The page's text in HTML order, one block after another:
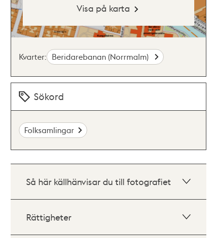
Visa på karta
Kvarter: Beridarebanan (Norrmalm)
Sökord
Folksamlingar
Så här källhänvisar du till fotografiet
Rättigheter